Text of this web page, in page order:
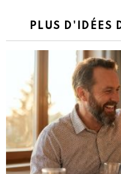
PLUS D'IDÉES